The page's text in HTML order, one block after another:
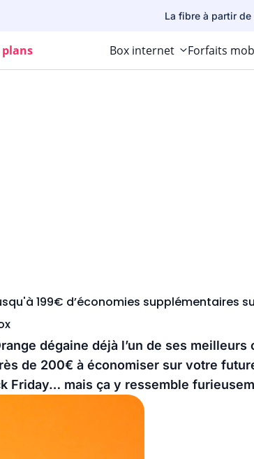
La fibre à partir
plans Box internet Forfaits
199€ d’économies supplémentaires
dégaine déjà l’un de ses meilleurs
de 200€ à économiser sur votre
Friday… mais ça y ressemble